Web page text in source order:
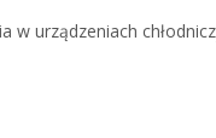
w urządzeniach